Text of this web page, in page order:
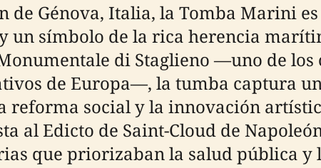
de Génova, Italia, la Tomba Marini
un símbolo de la rica herencia
di Staglieno —uno de los
de Europa—, la tumba captura
reforma social y la innovación
al Edicto de Saint-Cloud de
que priorizaban la salud pública